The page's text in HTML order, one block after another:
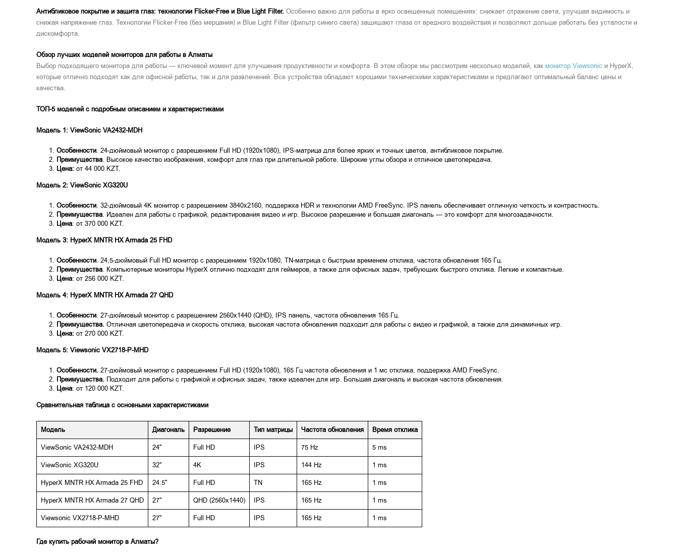
Антибликовое покрытие и защита глаз: технологии Flicker-Free и Blue Light Filter. Особенно важно для работы в ярко освещенных помещениях: снижает отражение света, улучшая видимость и
снижая напряжение глаз. Технологии Flicker-Free (без мерцания) и Blue Light Filter (фильтр синего света) защищают глаза от вредного воздействия и позволяют дольше работать без усталости и
дискомфорта.
Обзор лучших моделей мониторов для работы в Алматы
Выбор подходящего монитора для работы — ключевой момент для улучшения продуктивности и комфорта. В этом обзоре мы рассмотрим несколько моделей, как монитор Viewsonic и HyperX,
которые отлично подходят как для офисной работы, так и для развлечений. Все устройства обладают хорошими техническими характеристиками и предлагают оптимальный баланс цены и
качества.
ТОП-5 моделей с подробным описанием и характеристиками
Модель 1: ViewSonic VA2432-MDH
Особенности. 24-дюймовый монитор с разрешением Full HD (1920x1080), IPS-матрица для более ярких и точных цветов, антибликовое покрытие.
Преимущества. Высокое качество изображения, комфорт для глаз при длительной работе. Широкие углы обзора и отличное цветопередача.
Цена: от 44 000 KZT.
Модель 2: ViewSonic XG320U
Особенности. 32-дюймовый 4K монитор с разрешением 3840x2160, поддержка HDR и технологии AMD FreeSync. IPS панель обеспечивает отличную четкость и контрастность.
Преимущества. Идеален для работы с графикой, редактирования видео и игр. Высокое разрешение и большая диагональ — это комфорт для многозадачности.
Цена: от 370 000 KZT.
Модель 3: HyperX MNTR HX Armada 25 FHD
Особенности. 24,5-дюймовый Full HD монитор с разрешением 1920x1080, TN-матрица с быстрым временем отклика, частота обновления 165 Гц.
Преимущества. Компьютерные мониторы HyperXотлично подходят для геймеров, а также для офисных задач, требующих быстрого отклика. Легкие и компактные.
Цена: от 256 000 KZT.
Модель 4: HyperX MNTR HX Armada 27 QHD
Особенности. 27-дюймовый монитор с разрешением 2560x1440 (QHD), IPS панель, частота обновления 165 Гц.
Преимущества. Отличная цветопередача и скорость отклика, высокая частота обновления подходит для работы с видео и графикой, а также для динамичных игр.
Цена: от 270 000 KZT.
Модель 5: Viewsonic VX2718-P-MHD
Особенности. 27-дюймовый монитор с разрешением Full HD (1920x1080), 165 Гц частота обновления и 1 мс отклика, поддержка AMD FreeSync.
Преимущества. Подходит для работы с графикой и офисных задач, также идеален для игр. Большая диагональ и высокая частота обновления.
Цена: от 120 000 KZT.
Сравнительная таблица с основными характеристиками
Модель Диагональ Разрешение Тип матрицы Частота обновления Время отклика
ViewSonic VA2432-MDH 24" Full HD IPS 75 Hz 5 ms
ViewSonic XG320U 32" 4K IPS 144 Hz 1 ms
HyperX MNTR HX Armada 25 FHD 24.5" Full HD TN 165 Hz 1 ms
HyperX MNTR HX Armada 27 QHD 27" QHD (2560x1440) IPS 165 Hz 1 ms
Viewsonic VX2718-P-MHD 27" Full HD IPS 165 Hz 1 ms
Где купить рабочий монитор в Алматы?